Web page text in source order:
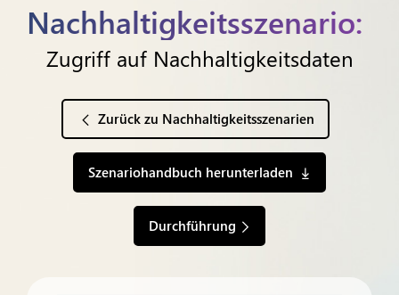
Nachhaltigkeitsszenario:
Zugriff auf Nachhaltigkeitsdaten
Zurück zu Nachhaltigkeitsszenarien
Szenariohandbuch herunterladen
Durchführung